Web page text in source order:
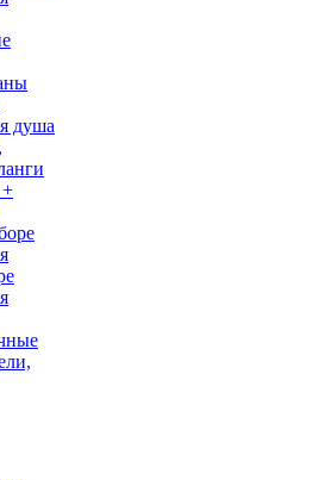
душа